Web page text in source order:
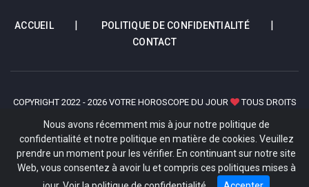
ACCUEIL
POLITIQUE DE CONFIDENTIALITÉ
CONTACT
COPYRIGHT 2022 - 2026 VOTRE HOROSCOPE DU JOUR
TOUS DROITS
RÉSERVÉS
Nous avons récemment mis à jour notre politique de
confidentialité et notre politique en matière de cookies. Veuillez
prendre un moment pour les vérifier. En continuant sur notre site
Web, vous consentez à avoir lu et compris ces politiques mises à